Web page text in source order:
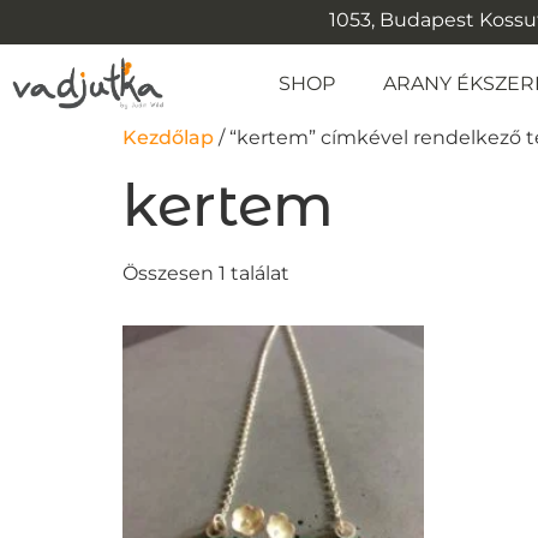
1053, Budapest
SHOP ARANY
Kezdőlap / “kertem” címkével rendelkező
kertem
Összesen 1 találat